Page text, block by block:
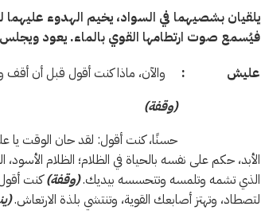
يلقيان بشصيهما في السواد، يخيم الهدوء عليهما
فيُسمع صوت ارتطامها القوي بالماء. يعود ويجلس
عليش : والآن، ماذا كنت أقول قبل أن أقف
(وقفة)
حسنًا، كنت أقول: لقد حان الوقت يا
الأبد، حكم على نفسه بالحياة في الظلام؛ الظلام
الذي تشمه وتلمسه وتتحسسه بيديك.(وقفة)كنت
لتصطاد، وتهتز أصابعك القوية، وتنتشي بلذة الارتعاش.